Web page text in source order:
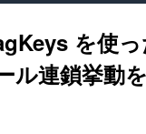
を使
ル連鎖挙動